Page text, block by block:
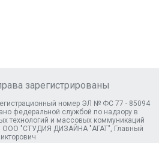
зарегистрированы
номер ЭЛ № ФС 77 - 85094
федеральной службой по надзору в
технологий и массовых коммуникаций
ООО "СТУДИЯ ДИЗАЙНА "АГАТ", Главный